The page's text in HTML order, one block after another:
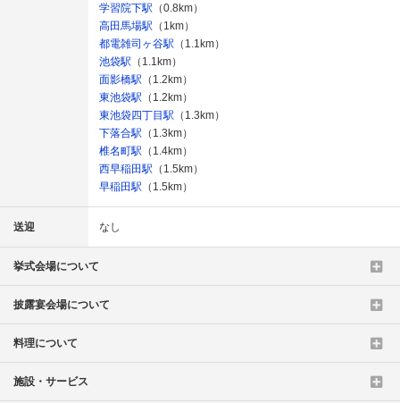
学習院下駅 （0.8km）
高田馬場駅 （1km）
都電雑司ヶ谷駅 （1.1km）
池袋駅 （1.1km）
面影橋駅 （1.2km）
東池袋駅 （1.2km）
東池袋四丁目駅 （1.3km）
下落合駅 （1.3km）
椎名町駅 （1.4km）
西早稲田駅 （1.5km）
早稲田駅 （1.5km）
送迎 なし
挙式会場について
披露宴会場について
料理について
施設・サービス